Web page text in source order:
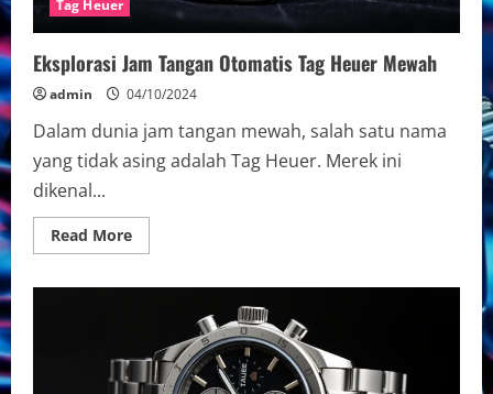
Tag Heuer
Eksplorasi Jam Tangan Otomatis Tag Heuer Mewah
admin 04/10/2024
Dalam dunia jam tangan mewah, salah satu nama
yang tidak asing adalah Tag Heuer. Merek ini
dikenal...
Read MoreRead
more
Otomatis
Heuer
Mewah